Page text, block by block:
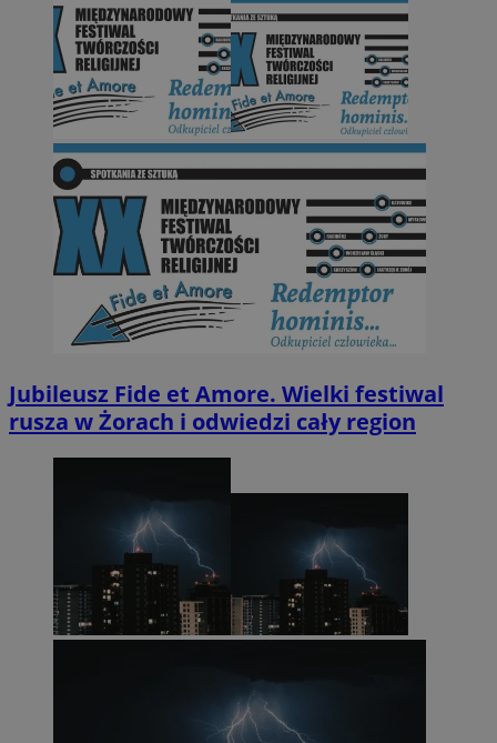
Jubileusz Fide et Amore. Wielki festiwal
rusza w Żorach i odwiedzi cały region